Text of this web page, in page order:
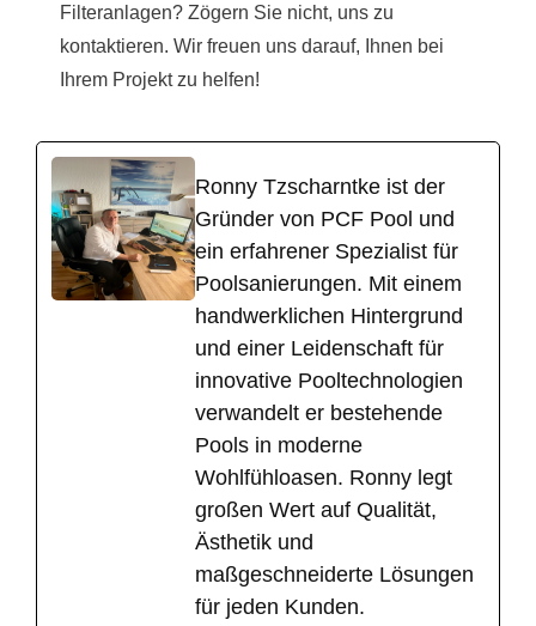
Filteranlagen? Zögern Sie nicht, uns zu
kontaktieren. Wir freuen uns darauf, Ihnen bei
Ihrem Projekt zu helfen!
Ronny Tzscharntke ist der
Gründer von PCF Pool und
ein erfahrener Spezialist für
Poolsanierungen. Mit einem
handwerklichen Hintergrund
und einer Leidenschaft für
innovative Pooltechnologien
verwandelt er bestehende
Pools in moderne
Wohlfühloasen. Ronny legt
großen Wert auf Qualität,
Ästhetik und
maßgeschneiderte Lösungen
für jeden Kunden.